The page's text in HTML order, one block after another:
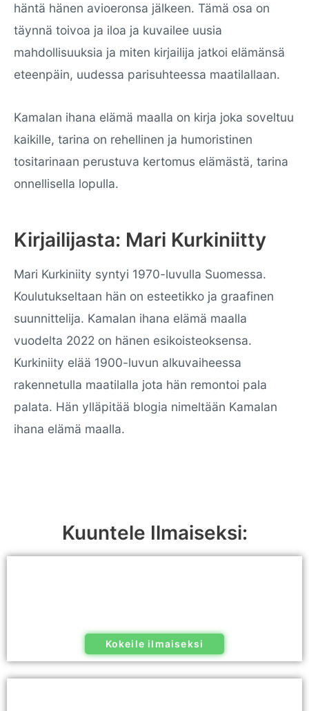
häntä hänen avioeronsa jälkeen. Tämä osa on
täynnä toivoa ja iloa ja kuvailee uusia
mahdollisuuksia ja miten kirjailija jatkoi elämänsä
eteenpäin, uudessa parisuhteessa maatilallaan.
Kamalan ihana elämä maalla on kirja joka soveltuu
kaikille, tarina on rehellinen ja humoristinen
tositarinaan perustuva kertomus elämästä, tarina
onnellisella lopulla.
Kirjailijasta: Mari Kurkiniitty
Mari Kurkiniity syntyi 1970-luvulla Suomessa.
Koulutukseltaan hän on esteetikko ja graafinen
suunnittelija. Kamalan ihana elämä maalla
vuodelta 2022 on hänen esikoisteoksensa.
Kurkiniity elää 1900-luvun alkuvaiheessa
rakennetulla maatilalla jota hän remontoi pala
palata. Hän ylläpitää blogia nimeltään Kamalan
ihana elämä maalla.
Kuuntele Ilmaiseksi:
Kokeile ilmaiseksi